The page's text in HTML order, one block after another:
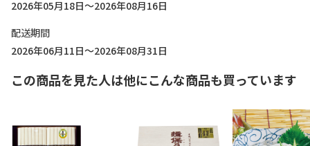
2026年05月18日～2026年08月16日
配送期間
2026年06月11日～2026年08月31日
この商品を見た人は他にこんな商品も買っています